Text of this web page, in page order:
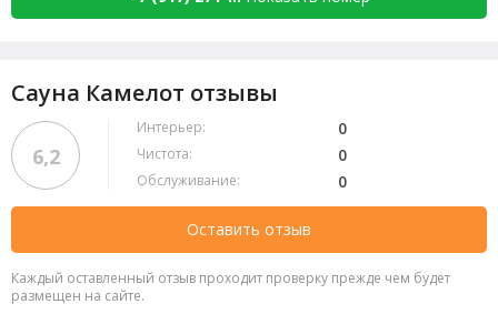
Сауна Камелот отзывы
6,2
Интерьер: 0
Чистота: 0
Обслуживание: 0
Оставить отзыв
Каждый оставленный отзыв проходит проверку прежде чем будет
размещен на сайте.